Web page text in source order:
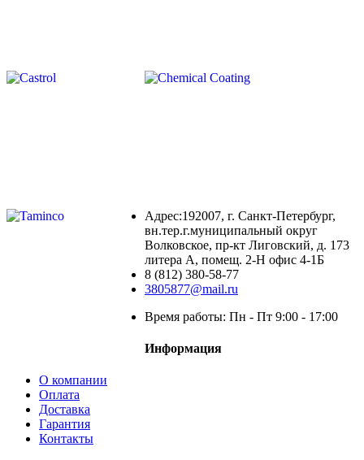
Адрес:192007, г. Санкт-Петербург,
вн.тер.г.муниципальный округ
Волковское, пр-кт Лиговский, д. 173
литера А, помещ. 2-Н офис 4-1Б
8 (812) 380-58-77
3805877@mail.ru
Время работы: Пн - Пт 9:00 - 17:00
Информация
О компании
Оплата
Доставка
Гарантия
Контакты